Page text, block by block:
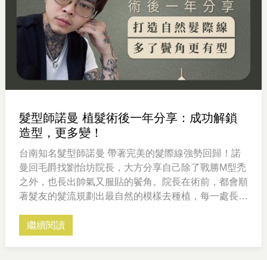
髮型師諾曼 植髮術後一年分享：成功解鎖
造型，更多變！
台南知名髮型師諾曼 帶著完美的髮際線強勢回歸！諾
曼回毛爵找劉怡坊院長，大方分享自己除了戰勝M型禿
之外，也長出帥氣又服貼的鬢角。院長在術前，都會順
著髮友的髮流規劃出最自然的模樣去種植，每一處長出
大約半年後，就可以大膽嘗試許多不同的新造型啦～
繼續閱讀